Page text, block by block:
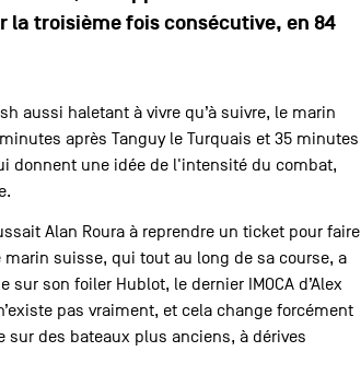
la troisième fois consécutive, en 84
aussi haletant à vivre qu’à suivre, le marin
après Tanguy le Turquais et 35 minutes
donnent une idée de l'intensité du combat,
Alan Roura à reprendre un ticket pour faire
suisse, qui tout au long de sa course, a
son foiler Hublot, le dernier IMOCA d’Alex
pas vraiment, et cela change forcément
des bateaux plus anciens, à dérives